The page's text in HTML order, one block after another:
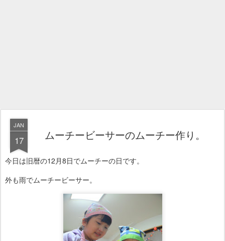
JAN
17 ムーチービーサーのムーチー作り。
今日は旧暦の12月8日でムーチーの日です。
外も雨でムーチービーサー。